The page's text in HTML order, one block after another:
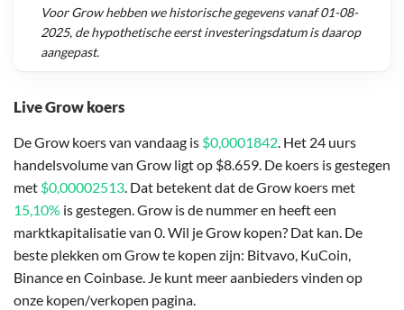
Live Grow koers
De Grow koers van vandaag is $0,0001842. Het 24 uurs
handelsvolume van Grow ligt op $8.659. De koers is gestegen
met $0,00002513. Dat betekent dat de Grow koers met
15,10% is gestegen. Grow is de nummer en heeft een
marktkapitalisatie van 0. Wil je Grow kopen? Dat kan. De
beste plekken om Grow te kopen zijn: Bitvavo, KuCoin,
Binance en Coinbase. Je kunt meer aanbieders vinden op
onze kopen/verkopen pagina.
VoorGrowhebben we historische gegevens vanaf01-08-
2025, de hypothetische eerst investeringsdatum is daarop
aangepast.